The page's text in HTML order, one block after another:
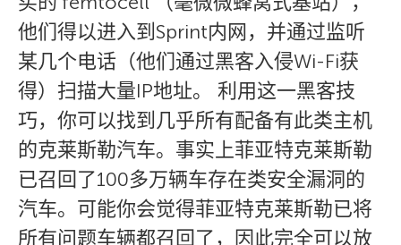
他们得以进入到Sprint内网，并通过监听
某几个电话（他们通过黑客入侵Wi-Fi获
得）扫描大量IP地址。 利用这一黑客技
巧，你可以找到几乎所有配备有此类主机
的克莱斯勒汽车。事实上菲亚特克莱斯勒
已召回了100多万辆车存在类安全漏洞的
汽车。可能你会觉得菲亚特克莱斯勒已将
所有问题车辆都召回了，因此完全可以放